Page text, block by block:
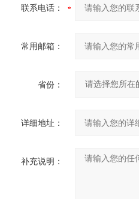
联系电话：
常用邮箱：
省份：
详细地址：
补充说明：